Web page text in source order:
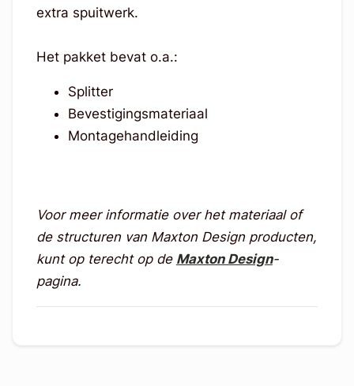
extra spuitwerk.
Het pakket bevat o.a.:
Splitter
Bevestigingsmateriaal
Montagehandleiding
Voor meer informatie over het materiaal of
de structuren van Maxton Design producten,
kunt op terecht op de Maxton Design-
pagina.